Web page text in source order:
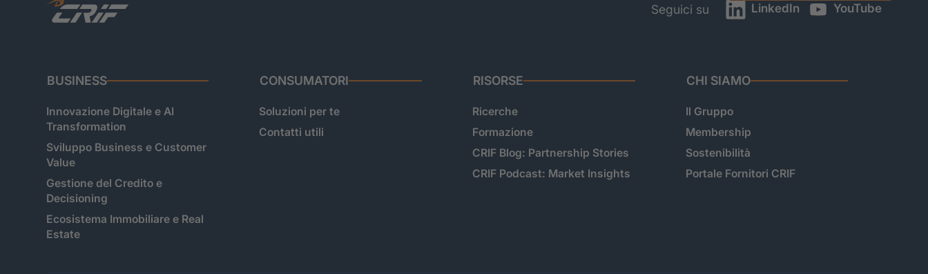
Seguici su LinkedIn YouTube
BUSINESS
Innovazione Digitale e AI
Transformation
Sviluppo Business e Customer
Value
Gestione del Credito e
Decisioning
Ecosistema Immobiliare e Real
Estate
CONSUMATORI
Soluzioni per te
Contatti utili
RISORSE
Ricerche
Formazione
CRIF Blog: Partnership Stories
CRIF Podcast: Market Insights
CHI SIAMO
Il Gruppo
Membership
Sostenibilità
Portale Fornitori CRIF